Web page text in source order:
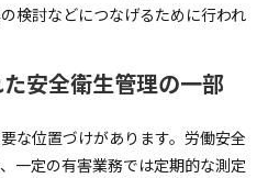
検討などにつなげるために行われ
安全衛生管理の一部
な位置づけがあります。労働安全
一定の有害業務では定期的な測定